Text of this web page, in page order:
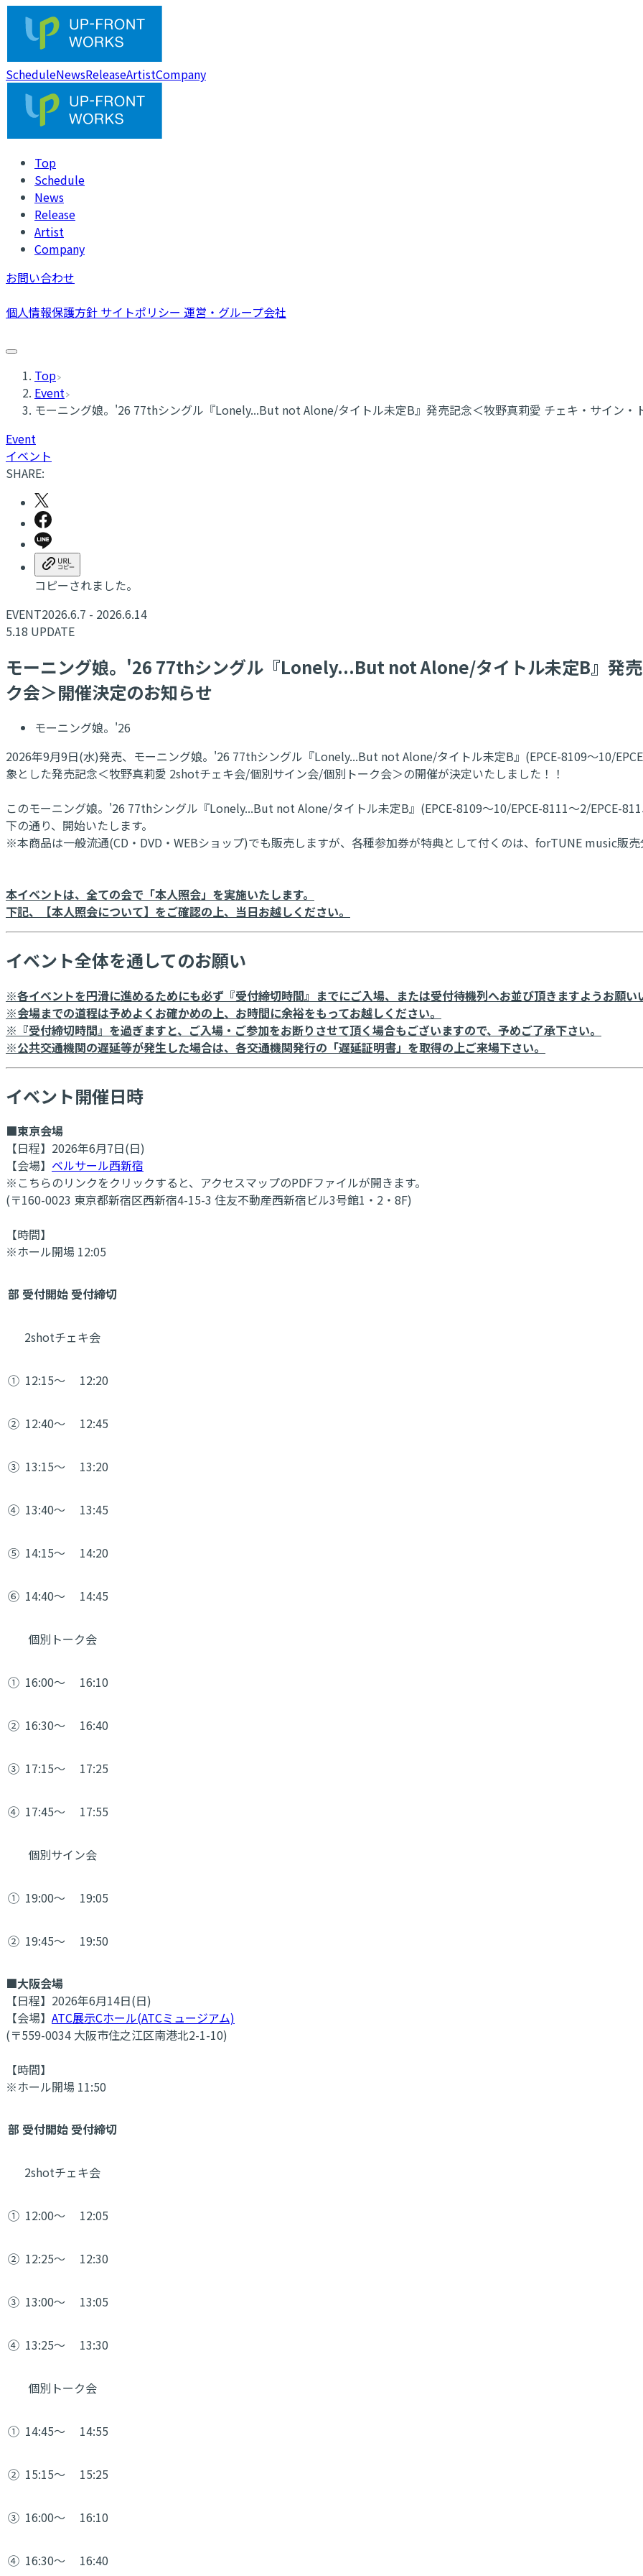
ScheduleNewsReleaseArtistCompany
Top
Schedule
News
Release
Artist
Company
お問い合わせ
個人情報保護方針 サイトポリシー 運営・グループ会社
Top
Event
モーニング娘。'26 77thシングル『Lonely...But not Alone/タイトル未定B』発売記念＜牧野真莉愛 チェキ・サイン・
Event
イベント
SHARE:
コピーされました。
EVENT2026.6.7 - 2026.6.14
5.18 UPDATE
モーニング娘。'26 77thシングル『Lonely...But not Alone/タイトル未定B』発
ク会＞開催決定のお知らせ
モーニング娘。'26
2026年9月9日(水)発売、モーニング娘。'26 77thシングル『Lonely...But not Alone/タイトル未定B』(EPCE-8109～10/
象とした発売記念＜牧野真莉愛 2shotチェキ会/個別サイン会/個別トーク会＞の開催が決定いたしました！！
このモーニング娘。'26 77thシングル『Lonely...But not Alone/タイトル未定B』(EPCE-8109～10/EPCE-8111～2/EPCE-
下の通り、開始いたします。
※本商品は一般流通(CD・DVD・WEBショップ)でも販売しますが、各種参加券が特典として付くのは、forTUNE music販売
本イベントは、全ての会で「本人照会」を実施いたします。
下記、【本人照会について】をご確認の上、当日お越しください。
イベント全体を通してのお願い
※各イベントを円滑に進めるためにも必ず『受付締切時間』までにご入場、または受付待機列へお並び頂きますようお願い
※会場までの道程は予めよくお確かめの上、お時間に余裕をもってお越しください。
※『受付締切時間』を過ぎますと、ご入場・ご参加をお断りさせて頂く場合もございますので、予めご了承下さい。
※公共交通機関の遅延等が発生した場合は、各交通機関発行の「遅延証明書」を取得の上ご来場下さい。
イベント開催日時
■東京会場
【日程】2026年6月7日(日)
【会場】 ベルサール西新宿
※こちらのリンクをクリックすると、アクセスマップのPDFファイルが開きます。
(〒160-0023 東京都新宿区西新宿4-15-3 住友不動産西新宿ビル3号館1・2・8F)
【時間】
※ホール開場 12:05
部 受付開始 受付締切
2shotチェキ会
① 12:15～ 12:20
② 12:40～ 12:45
③ 13:15～ 13:20
④ 13:40～ 13:45
⑤ 14:15～ 14:20
⑥ 14:40～ 14:45
個別トーク会
① 16:00～ 16:10
② 16:30～ 16:40
③ 17:15～ 17:25
④ 17:45～ 17:55
個別サイン会
① 19:00～ 19:05
② 19:45～ 19:50
■大阪会場
【日程】2026年6月14日(日)
【会場】 ATC展示Cホール(ATCミュージアム)
(〒559-0034 大阪市住之江区南港北2-1-10)
【時間】
※ホール開場 11:50
部 受付開始 受付締切
2shotチェキ会
① 12:00～ 12:05
② 12:25～ 12:30
③ 13:00～ 13:05
④ 13:25～ 13:30
個別トーク会
① 14:45～ 14:55
② 15:15～ 15:25
③ 16:00～ 16:10
④ 16:30～ 16:40